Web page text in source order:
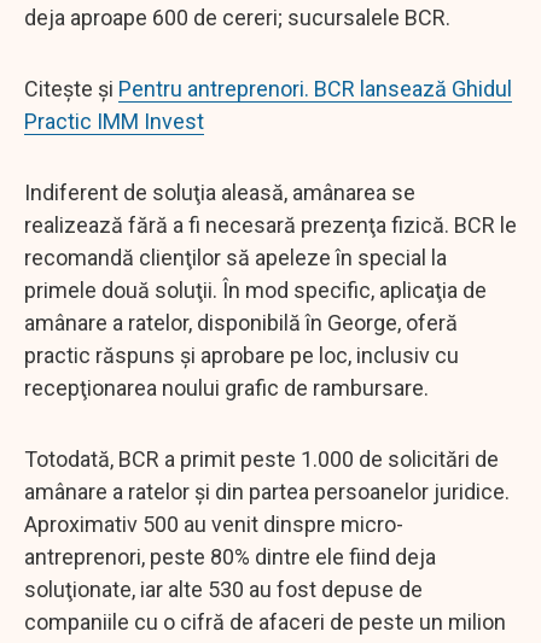
deja aproape 600 de cereri; sucursalele BCR.
Citește și Pentru antreprenori. BCR lansează Ghidul
Practic IMM Invest
Indiferent de soluţia aleasă, amânarea se
realizează fără a fi necesară prezenţa fizică. BCR le
recomandă clienţilor să apeleze în special la
primele două soluţii. În mod specific, aplicaţia de
amânare a ratelor, disponibilă în George, oferă
practic răspuns şi aprobare pe loc, inclusiv cu
recepţionarea noului grafic de rambursare.
Totodată, BCR a primit peste 1.000 de solicitări de
amânare a ratelor şi din partea persoanelor juridice.
Aproximativ 500 au venit dinspre micro-
antreprenori, peste 80% dintre ele fiind deja
soluţionate, iar alte 530 au fost depuse de
companiile cu o cifră de afaceri de peste un milion